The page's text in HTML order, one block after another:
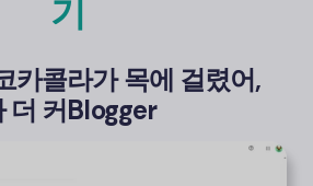
기
카콜라가 목에 걸렸어,
더 커Blogger